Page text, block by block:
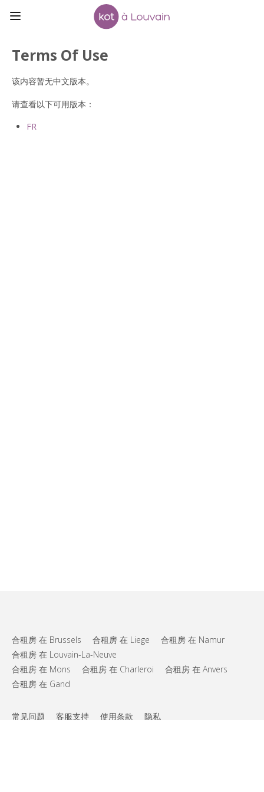
Terms Of Use
该内容暂无中文版本。
请查看以下可用版本：
FR
合租房 在 Brussels 合租房 在 Liege
合租房 在 Namur
合租房 在 Louvain-La-Neuve
合租房 在 Mons
合租房 在 Charleroi
合租房 在 Anvers
合租房 在 Gand
常见问题 客服支持 使用条款 隐私